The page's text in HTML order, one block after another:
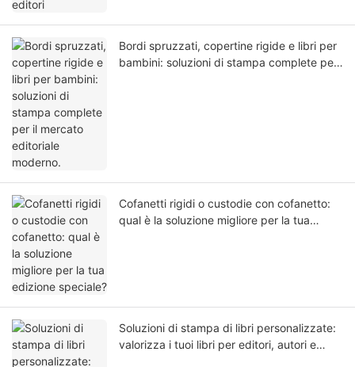
Bordi spruzzati, copertine rigide e libri per
bambini: soluzioni di stampa complete per
Cofanetti rigidi o custodie con cofanetto:
qual è la soluzione migliore per la tua
Soluzioni di stampa di libri personalizzate:
valorizza i tuoi libri per editori, autori e